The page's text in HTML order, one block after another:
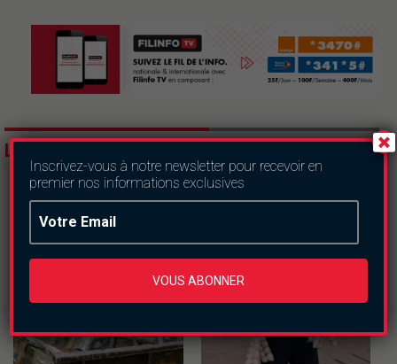
LES DERNIERS ARTICLES
Inscrivez-vous à notre newsletter pour recevoir en
premier nos informations exclusives
VOUS ABONNER